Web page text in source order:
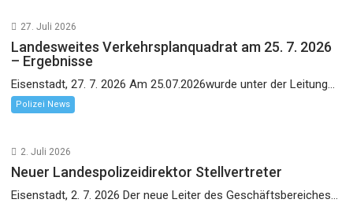
27. Juli 2026
Landesweites Verkehrsplanquadrat am 25. 7. 2026
– Ergebnisse
Eisenstadt, 27. 7. 2026 Am 25.07.2026wurde unter der Leitung...
Polizei News
2. Juli 2026
Neuer Landespolizeidirektor Stellvertreter
Eisenstadt, 2. 7. 2026 Der neue Leiter des Geschäftsbereiches...